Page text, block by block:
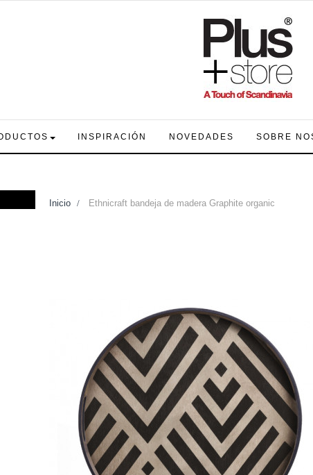
INSPIRACIÓN NOVEDADES SOBRE
Inicio > Ethnicraft bandeja de madera Graphite organic